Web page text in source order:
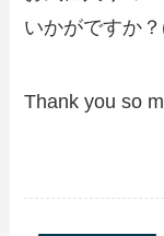
いかがですか？
Thank you so